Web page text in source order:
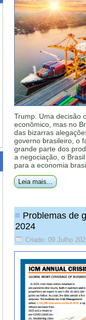
Trump. Uma decisão
econômico, mas no
das bizarras
governo brasileiro, o
grande parte dos
a negociação, o
para a economia
Leia mais...
Problemas de
2024
Criado: 09 Julho